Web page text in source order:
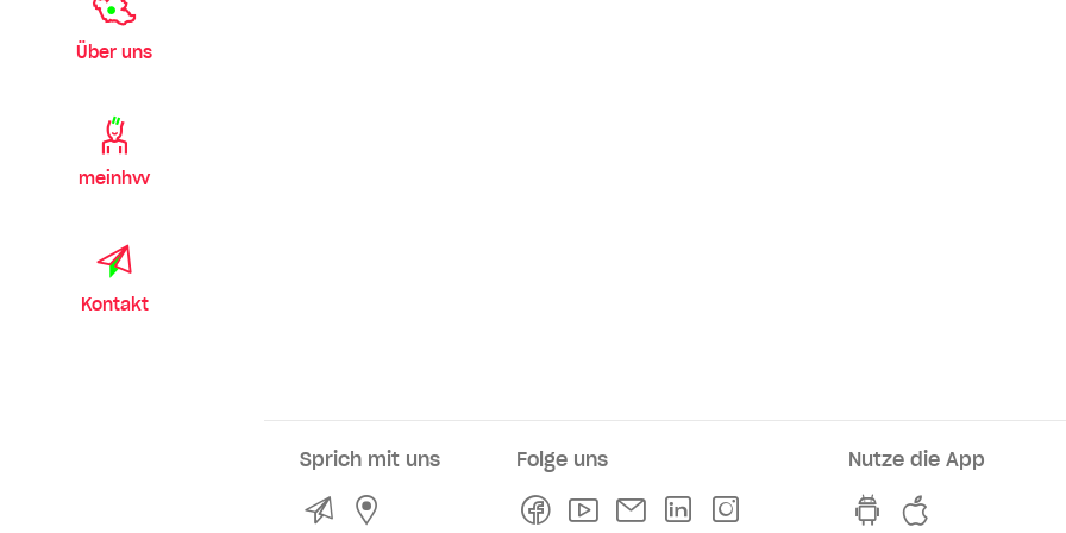
Über uns
meinhvv
Kontakt
Sprich mit uns
KontaktService- und Verkaufsstellen
Folge uns
FacebookYoutubeNewsletterLinkedln
Nutze die App
hvv switch App